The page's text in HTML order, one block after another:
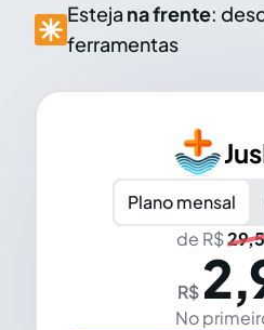
Esteja na frente:
ferramentas
Plano mensal
de R$
R$
No